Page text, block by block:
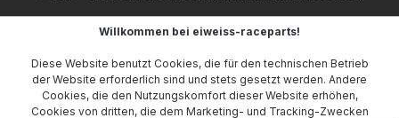
Willkommen bei eiweiss-raceparts!
Diese Website benutzt Cookies, die für den technischen Betrieb
der Website erforderlich sind und stets gesetzt werden. Andere
Cookies, die den Nutzungskomfort dieser Website erhöhen,
Cookies von dritten, die dem Marketing- und Tracking-Zwecken